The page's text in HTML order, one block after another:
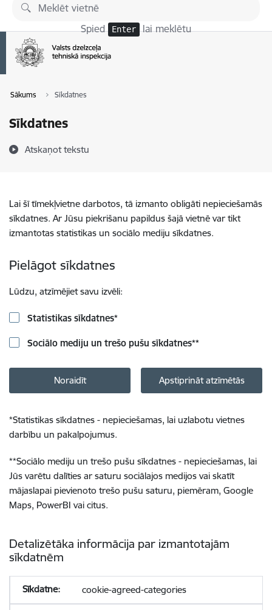
Pāriet uz lapas saturu
Spied Enter lai meklētu
Sākums Sīkdatnes
Sīkdatnes
Atskaņot tekstu
Lai šī tīmekļvietne darbotos, tā izmanto obligāti nepieciešamās
sīkdatnes. Ar Jūsu piekrišanu papildus šajā vietnē var tikt
izmantotas statistikas un sociālo mediju sīkdatnes.
Pielāgot sīkdatnes
Lūdzu, atzīmējiet savu izvēli:
Statistikas sīkdatnes*
Sociālo mediju un trešo pušu sīkdatnes**
Noraidīt Apstiprināt atzīmētās
*Statistikas sīkdatnes - nepieciešamas, lai uzlabotu vietnes
darbību un pakalpojumus.
**Sociālo mediju un trešo pušu sīkdatnes - nepieciešamas, lai
Jūs varētu dalīties ar saturu sociālajos medijos vai skatīt
mājaslapai pievienoto trešo pušu saturu, piemēram, Google
Maps, PowerBI vai citus.
Detalizētāka informācija par izmantotajām
sīkdatnēm
cookie-agreed-categories